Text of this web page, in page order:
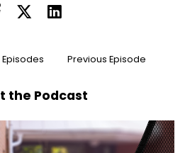
Episodes Previous Episode
the Podcast